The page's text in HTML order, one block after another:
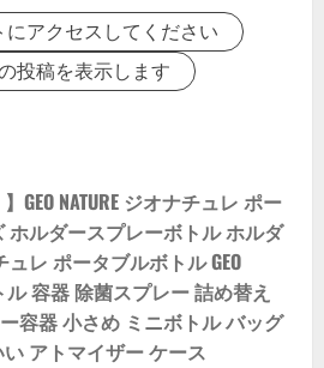
にアクセスしてください
投稿を表示します
GEO NATURE ジオナチュレ ポー
ホルダースプレーボトル ホルダ
レ ポータブルボトル GEO
ル 容器 除菌スプレー 詰め替え
容器 小さめ ミニボトル バッグ
アトマイザー ケース